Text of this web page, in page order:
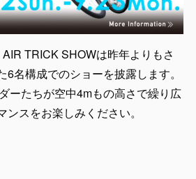
TRICK SHOWは昨年よりもさ
6名構成でのショーを披露します。
ーたちが空中4mもの高さで繰り広
スをお楽しみください。